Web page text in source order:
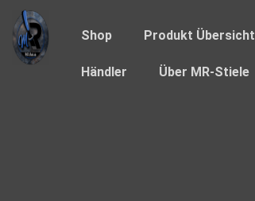
Shop Produkt Übersicht
Händler Über MR-Stiele